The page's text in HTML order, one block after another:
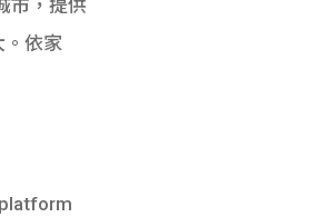
市，提供
。依家